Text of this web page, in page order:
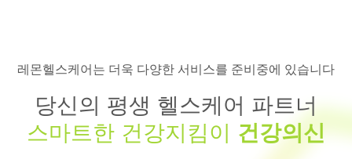
레몬헬스케어는 더욱 다양한 서비스를 준비중에 있습니다
당신의 평생 헬스케어 파트너
스마트한 건강지킴이 건강의신